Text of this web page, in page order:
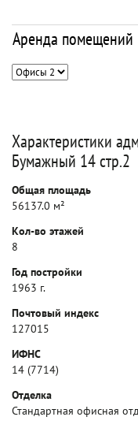
Аренда помещений
Характеристики
Бумажный 14 стр.2
Общая площадь
56137.0 м²
Кол-во этажей
8
Год постройки
1963 г.
Почтовый индекс
127015
ИФНС
14 (7714)
Отделка
Стандартная офисная